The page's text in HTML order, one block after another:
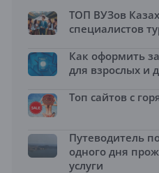
ТОП ВУЗов
специалистов
Как оформить
для взрослых и
Топ сайтов с
Путеводитель
одного дня
услуги